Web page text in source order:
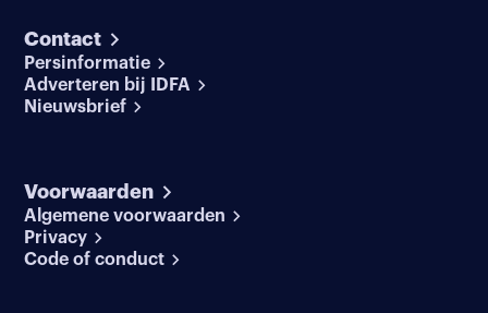
Contact
Persinformatie
Adverteren bij IDFA
Nieuwsbrief
Voorwaarden
Algemene voorwaarden
Privacy
Code of conduct